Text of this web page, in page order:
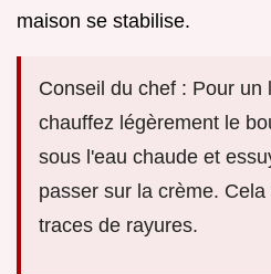
maison se stabilise.
Conseil du chef : Pour un
chauffez légèrement le
sous l'eau chaude et
passer sur la crème.
traces de rayures.